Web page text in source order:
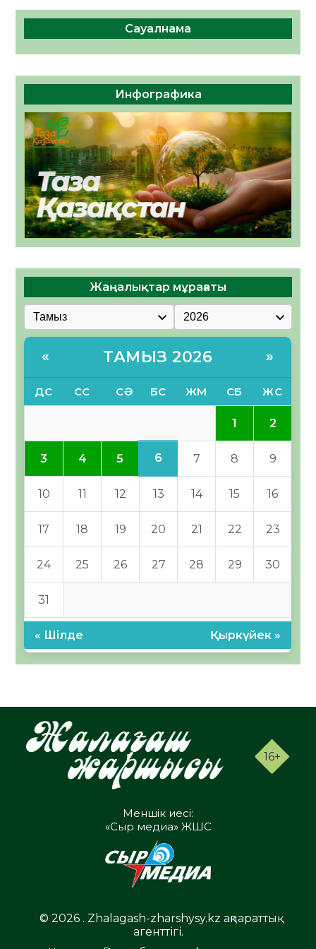
Сауалнама
Инфографика
Жаңалықтар мұрағаты
« ТАМЫЗ 2026 »
ДС СС СӘ БС ЖМ СБ ЖС
1 2
3 4 5 6 7 8 9
10 11 12 13 14 15 16
17 18 19 20 21 22 23
24 25 26 27 28 29 30
31
« Шілде Қыркүйек »
16+
Меншік иесі:
«Сыр медиа» ЖШС
© 2026 . Zhalagash-zharshysy.kz ақпараттық
агенттігі.